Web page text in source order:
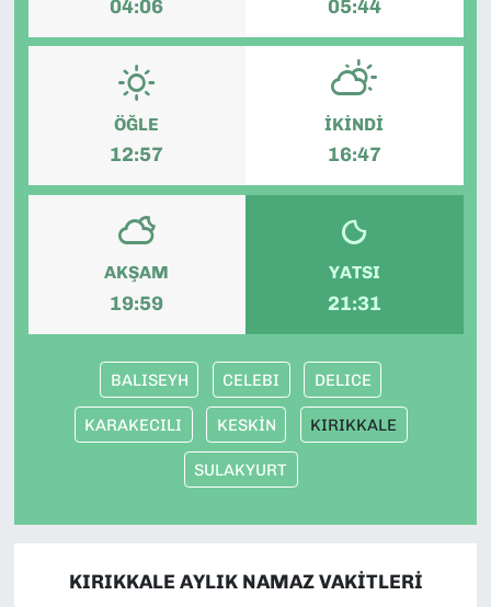
04:06 05:44
ÖĞLE
12:57
İKINDI
16:47
AKŞAM
19:59
YATSI
21:31
BALISEYH CELEBI DELICE
KARAKECILI KESKİN KIRIKKALE
SULAKYURT
KIRIKKALE AYLIK NAMAZ VAKITLERI